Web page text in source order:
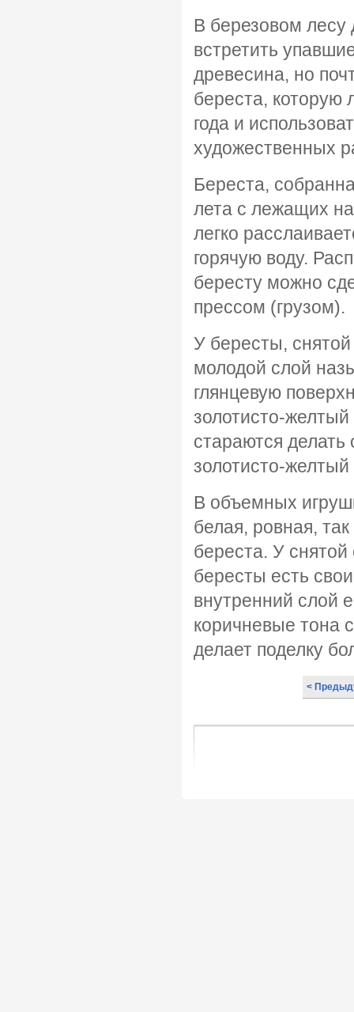
В березовом лесу
встретить
древесина, но
береста, которую
года и
художественных
Береста,
лета с лежащих
легко
горячую воду.
бересту можно
прессом (грузом).
У бересты,
молодой слой
глянцевую
золотисто-
стараются делать
золотисто-
В объемных
белая, ровная,
береста. У
бересты есть
внутренний слой
коричневые тона
делает поделку
<